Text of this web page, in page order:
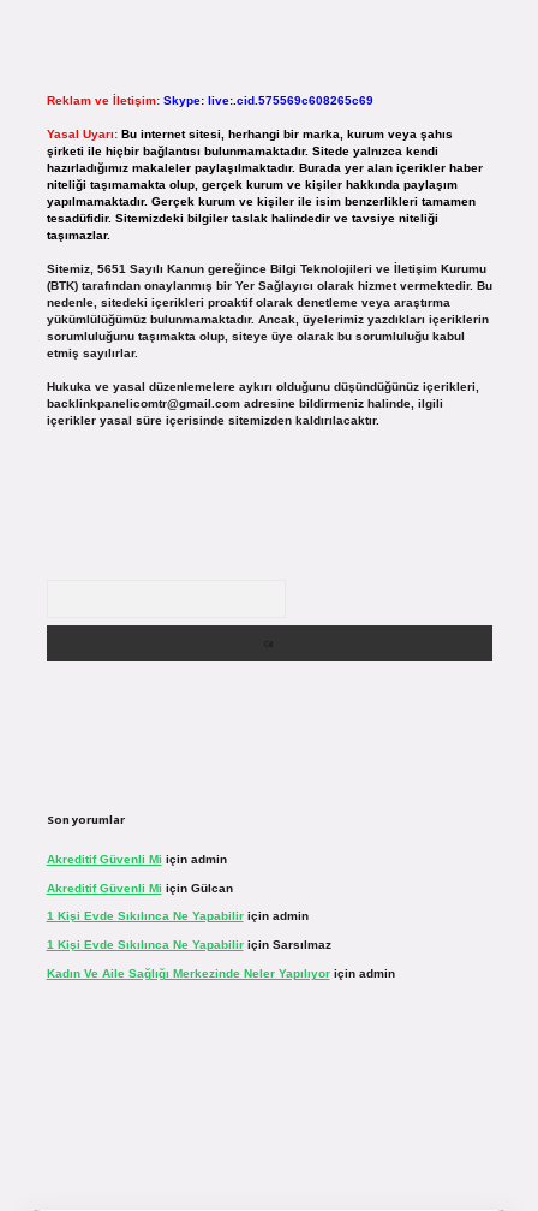
Reklam ve İletişim: Skype: live:.cid.575569c608265c69
Yasal Uyarı: Bu internet sitesi, herhangi bir marka, kurum veya şahıs
şirketi ile hiçbir bağlantısı bulunmamaktadır. Sitede yalnızca kendi
hazırladığımız makaleler paylaşılmaktadır. Burada yer alan içerikler haber
niteliği taşımamakta olup, gerçek kurum ve kişiler hakkında paylaşım
yapılmamaktadır. Gerçek kurum ve kişiler ile isim benzerlikleri tamamen
tesadüfidir. Sitemizdeki bilgiler taslak halindedir ve tavsiye niteliği
taşımazlar.
Sitemiz, 5651 Sayılı Kanun gereğince Bilgi Teknolojileri ve İletişim Kurumu
(BTK) tarafından onaylanmış bir Yer Sağlayıcı olarak hizmet vermektedir. Bu
nedenle, sitedeki içerikleri proaktif olarak denetleme veya araştırma
yükümlülüğümüz bulunmamaktadır. Ancak, üyelerimiz yazdıkları içeriklerin
sorumluluğunu taşımakta olup, siteye üye olarak bu sorumluluğu kabul
etmiş sayılırlar.
Hukuka ve yasal düzenlemelere aykırı olduğunu düşündüğünüz içerikleri,
backlinkpanelicomtr@gmail.comadresine bildirmeniz halinde, ilgili
içerikler yasal süre içerisinde sitemizden kaldırılacaktır.
Son yorumlar
Akreditif Güvenli Mi için admin
Akreditif Güvenli Mi için Gülcan
1 Kişi Evde Sıkılınca Ne Yapabiliriçin admin
1 Kişi Evde Sıkılınca Ne Yapabiliriçin Sarsılmaz
Kadın Ve Aile Sağlığı Merkezinde Neler Yapılıyoriçin admin